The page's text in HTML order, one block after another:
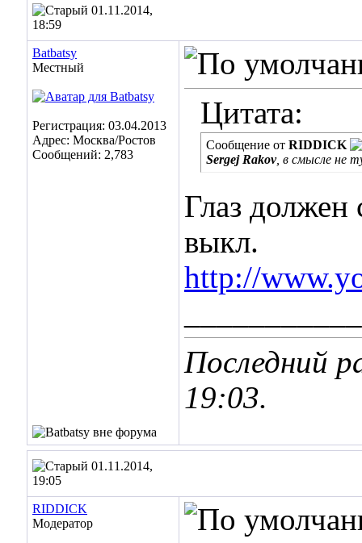
01.11.2014,
18:59
Batbatsy
Местный
Регистрация: 03.04.2013
Адрес: Москва/Ростов
Сообщений: 2,783
Цитата:
Сообщение от RIDDICK
Sergej Rakov, в смысле не
Глаз должен
выкл.
http://
Последний
19:03.
01.11.2014,
19:05
RIDDICK
Модератор